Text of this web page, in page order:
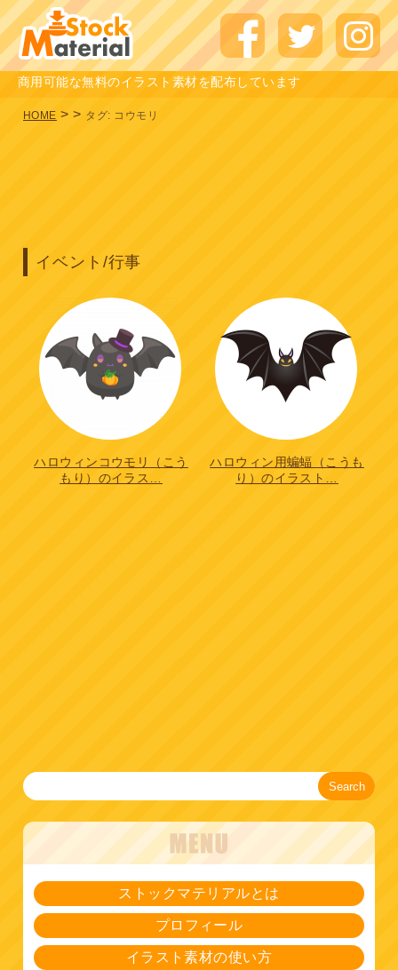
商用可能な無料のイラスト素材を配布しています
HOME >> タグ: コウモリ
イベント/行事
ハロウィンコウモリ（こう
もり）のイラス…
ハロウィン用蝙蝠（こうも
り）のイラスト…
Search
ストックマテリアルとは
プロフィール
イラスト素材の使い方